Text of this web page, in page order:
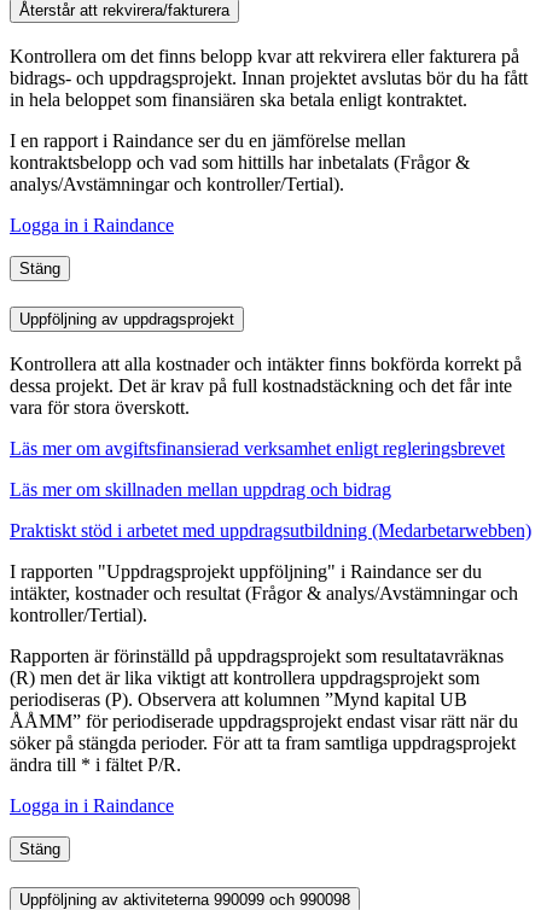
Återstår att rekvirera/fakturera
Kontrollera om det finns belopp kvar att rekvirera eller fakturera på
bidrags- och uppdragsprojekt. Innan projektet avslutas bör du ha fått
in hela beloppet som finansiären ska betala enligt kontraktet.
I en rapport i Raindance ser du en jämförelse mellan
kontraktsbelopp och vad som hittills har inbetalats (Frågor &
analys/Avstämningaroch kontroller/Tertial).
Logga in i Raindance
Stäng
Uppföljning av uppdragsprojekt
Kontrollera att alla kostnader och intäkter finns bokförda korrekt på
dessa projekt. Det är krav på full kostnadstäckning och det får inte
vara för stora överskott.
Läs mer om avgiftsfinansierad verksamhet enligt regleringsbrevet
Läs mer om skillnaden mellan uppdrag och bidrag
Praktiskt stöd i arbetet med uppdragsutbildning (Medarbetarwebben)
I rapporten "Uppdragsprojekt uppföljning" i Raindance ser du
intäkter, kostnader och resultat (Frågor & analys/Avstämningaroch
kontroller/Tertial).
Rapporten är förinställd på uppdragsprojekt som resultatavräknas
(R) men det är lika viktigt att kontrollera uppdragsprojekt som
periodiseras (P). Observera att kolumnen ”Mynd kapital UB
ÅÅMM” för periodiserade uppdragsprojekt endast visar rätt när du
söker på stängda perioder. För att ta fram samtliga uppdragsprojekt
ändra till * i fältet P/R.
Logga in i Raindance
Stäng
Uppföljning av aktiviteterna 990099 och 990098